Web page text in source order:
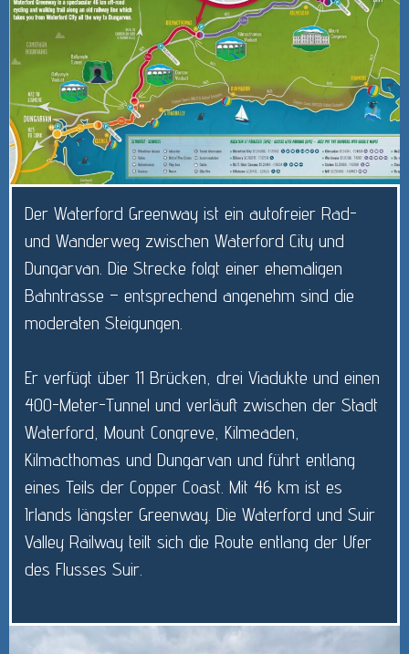
Der Waterford Greenway ist ein autofreier Rad-
und Wanderweg zwischen Waterford City und
Dungarvan. Die Strecke folgt einer ehemaligen
Bahntrasse – entsprechend angenehm sind die
moderaten Steigungen.
Er verfügt über 11 Brücken, drei Viadukte und einen
400-Meter-Tunnel und verläuft zwischen der Stadt
Waterford, Mount Congreve, Kilmeaden,
Kilmacthomas und Dungarvan und führt entlang
eines Teils der Copper Coast. Mit 46 km ist es
Irlands längster Greenway. Die Waterford und Suir
Valley Railway teilt sich die Route entlang der Ufer
des Flusses Suir.